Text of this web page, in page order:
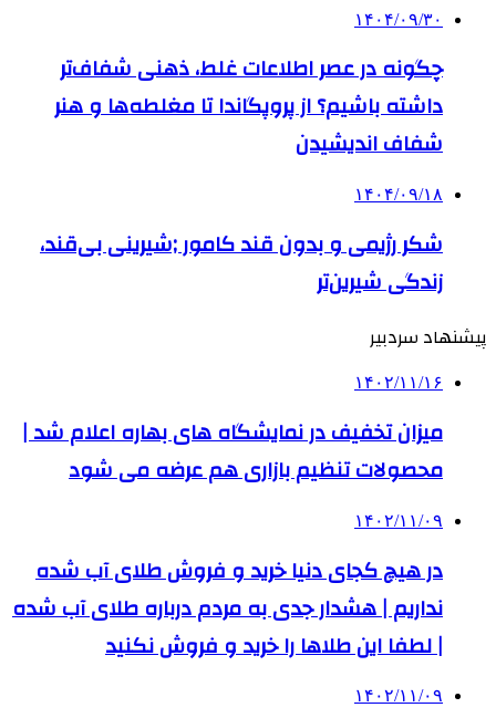
۱۴۰۴/۰۹/۳۰
چگونه در عصر اطلاعات غلط، ذهنی شفاف‌تر
داشته باشیم؟ از پروپگاندا تا مغلطه‌ها و هنر
شفاف اندیشیدن
۱۴۰۴/۰۹/۱۸
شکر رژیمی و بدون قند کامور ;شیرینی بی‌قند،
زندگی شیرین‌تر
پیشنهاد سردبیر
۱۴۰۲/۱۱/۱۶
میزان تخفیف در نمایشگاه‌ های بهاره اعلام شد |
محصولات تنظیم بازاری هم عرضه می شود
۱۴۰۲/۱۱/۰۹
در هیچ کجای دنیا خرید و فروش طلای آب شده
نداریم | هشدار جدی به مردم درباره طلای آب شده
| لطفا این طلاها را خرید و فروش نکنید
۱۴۰۲/۱۱/۰۹